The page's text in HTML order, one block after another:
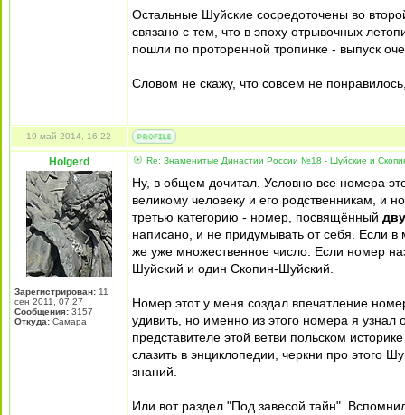
Остальные Шуйские сосредоточены во
связано с тем, что в эпоху отрывочных
пошли по проторенной тропинке - выпуск
Словом не скажу, что совсем не
19 май 2014, 16:22
Holgerd
Зарегистрирован: 11
сен 2011, 07:27
Сообщения: 3157
Откуда: Самара
Re: Знаменитые Династии России №18 - Шуйские и
Ну, в общем дочитал. Условно все номера
великому человеку и его родственникам, и
третью категорию - номер, посвящённый
написано, и не придумывать от себя. Если
же уже множественное число. Если номер
Шуйский и один Скопин-Шуйский.
Номер этот у меня создал впечатление
удивить, но именно из этого номера я узнал
представителе этой ветви польском
слазить в энциклопедии, черкни про этого
знаний.
Или вот раздел "Под завесой тайн".